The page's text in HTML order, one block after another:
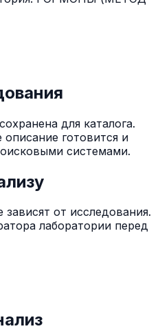
для каталога.
готовится и
системами.
от исследования.
лаборатории перед